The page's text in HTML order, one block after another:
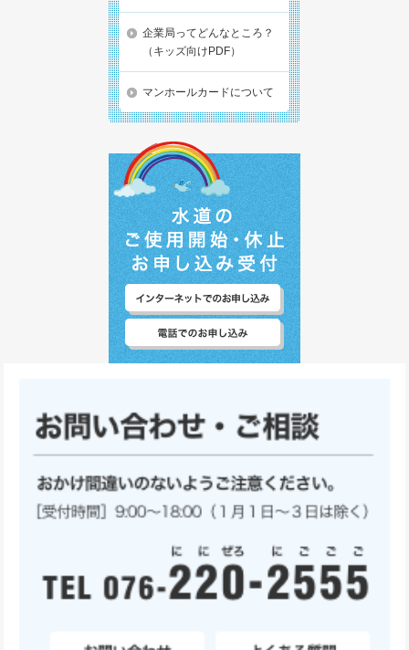
企業局ってどんなところ？
（キッズ向けPDF）
マンホールカードについて